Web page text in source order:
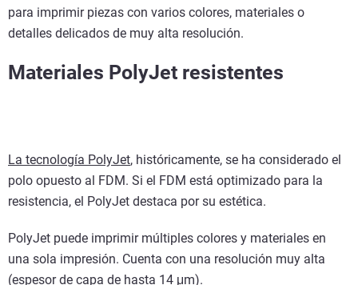
para imprimir piezas con varios colores, materiales o
detalles delicados de muy alta resolución.
Materiales PolyJet resistentes
La tecnología PolyJet, históricamente, se ha considerado el
polo opuesto al FDM. Si el FDM está optimizado para la
resistencia, el PolyJet destaca por su estética.
PolyJet puede imprimir múltiples colores y materiales en
una sola impresión. Cuenta con una resolución muy alta
(espesor de capa de hasta 14 μm).